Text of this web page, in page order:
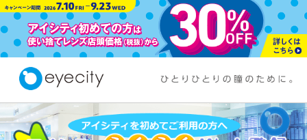
アイシティを初めてご利用される方が “お得に！スムーズに！”
コンタクトをお買い求めいただけるサービスです。